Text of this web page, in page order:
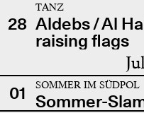
28
TANZ
Aldebs / Al
raising flags
01 SOMMER IM SÜDPOL
Sommer-